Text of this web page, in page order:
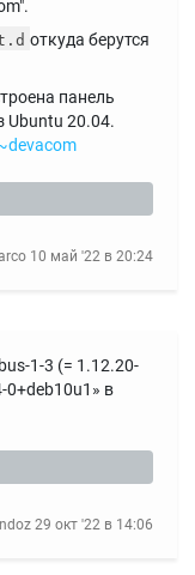
откуда берутся
панель
Ubuntu 20.04.
10 май '22 в 20:24
1-3 (= 1.12.20-
0+deb10u1» в
29 окт '22 в 14:06